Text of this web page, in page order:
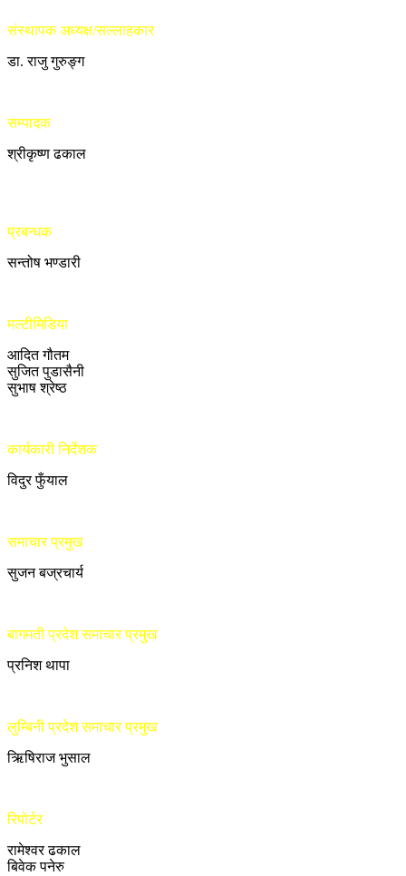
संस्थापक अध्यक्ष/सल्लाहकार
डा. राजु गुरुङ्ग
सम्पादक
श्रीकृष्ण ढकाल
प्रबन्धक
सन्तोष भण्डारी
मल्टीमिडिया
आदित गौतम
सुजित पुडासैनी
सुभाष श्रेष्ठ
कार्यकारी निर्देशक
विदुर फुँयाल
समाचार प्रमुख
सुजन बज्रचार्य
बागमती प्रदेश समाचार प्रमुख
प्रनिश थापा
लुम्बिनी प्रदेश समाचार प्रमुख
ऋिषिराज भुसाल
रिपोर्टर
रामेश्वर ढकाल
बिवेक पनेरु